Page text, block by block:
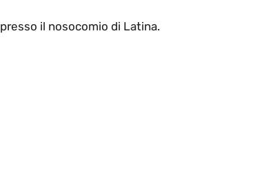
il nosocomio di Latina.